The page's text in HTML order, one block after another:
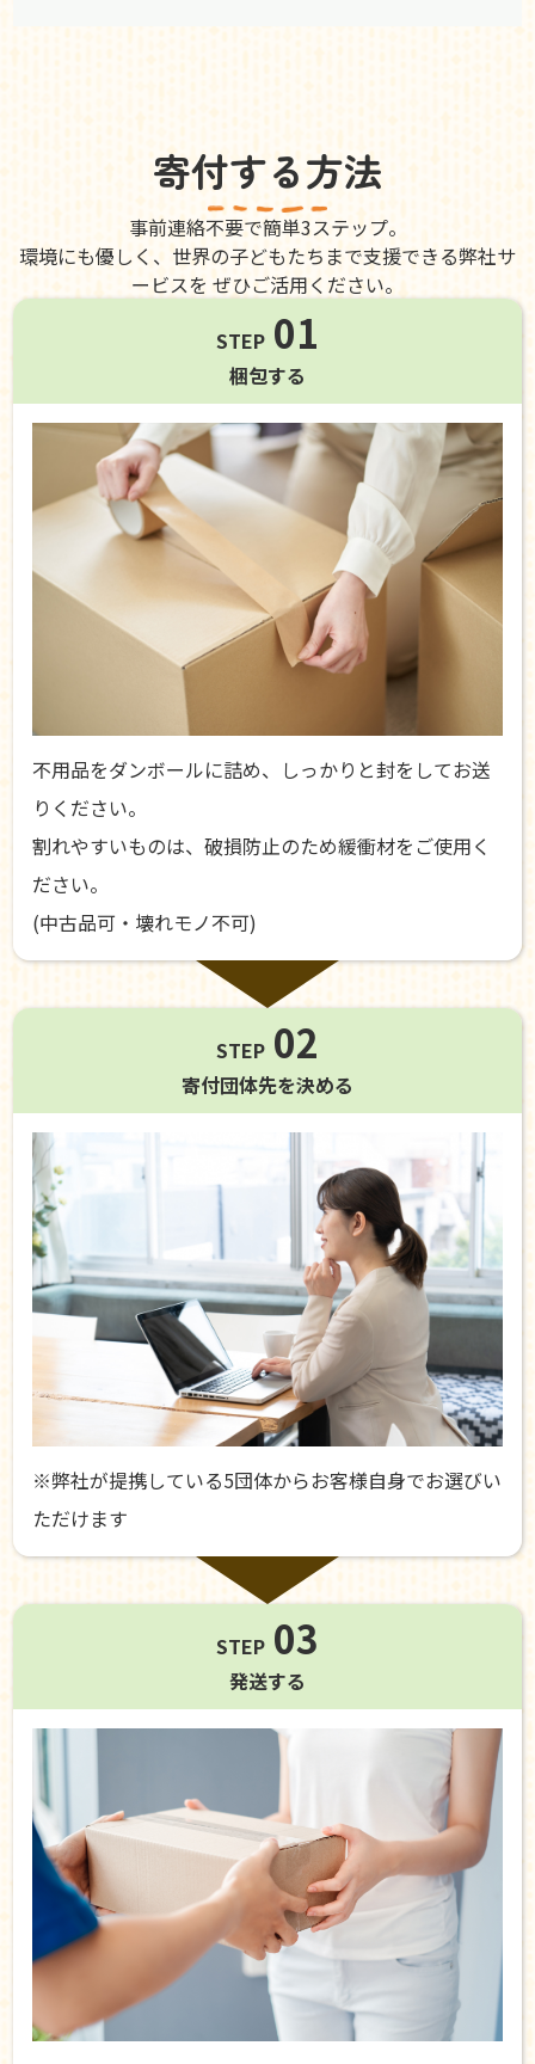
寄付する方法
事前連絡不要で簡単3ステップ。
環境にも優しく、世界の子どもたちまで支援できる弊社サ
ービスを ぜひご活用ください。
STEP 01
梱包する
不用品をダンボールに詰め、しっかりと封をしてお送
りください。
割れやすいものは、破損防止のため緩衝材をご使用く
ださい。
(中古品可・壊れモノ不可)
STEP 02
寄付団体先を決める
※弊社が提携している5団体からお客様自身でお選びい
ただけます
STEP 03
発送する